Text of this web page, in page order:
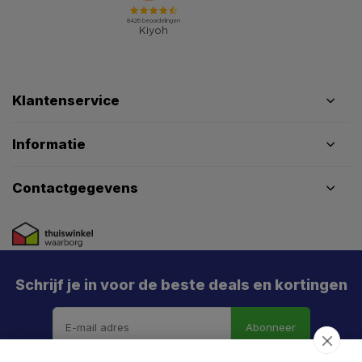
Klantenservice
Informatie
Contactgegevens
Schrijf je in voor de beste deals en kortingen
Abonneer